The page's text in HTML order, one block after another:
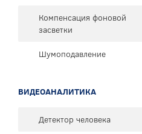
Компенсация фоновой
засветки
Шумоподавление
ВИДЕОАНАЛИТИКА
Детектор человека